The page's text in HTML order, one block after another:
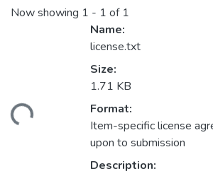
Now showing 1 - 1 of 1
Name:
license.txt
Size:
1.71 KB
Format:
Item-specific license
upon to submission
Description: